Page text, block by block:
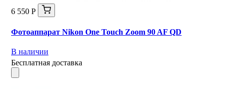
6 550 Р
Фотоаппарат Nikon One Touch Zoom 90 AF QD
В наличии
Бесплатная доставка